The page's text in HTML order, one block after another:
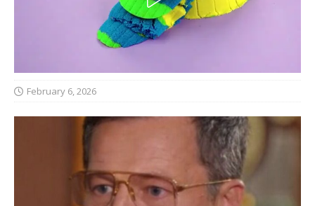
February 6, 2026